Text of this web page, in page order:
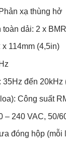
xạ thùng hở
toàn dải: 2 x
x 114mm (4,5in)
đến 20kHz
Công suất
– 240 VAC, 50/
đóng hộp (mỗi